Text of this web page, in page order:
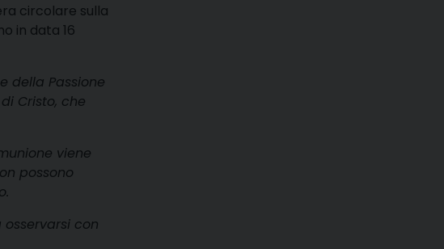
circolare sulla
in data 16
della Passione
Cristo, che
viene
possono
con